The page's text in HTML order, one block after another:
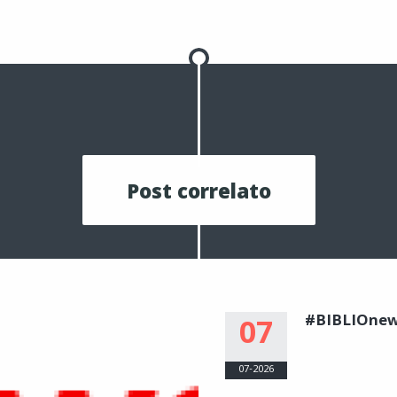
Post correlato
07
07-2026